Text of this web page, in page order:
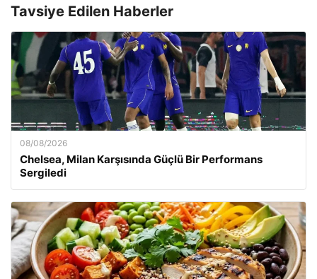
Tavsiye Edilen Haberler
08/08/2026
Chelsea, Milan Karşısında Güçlü Bir Performans
Sergiledi